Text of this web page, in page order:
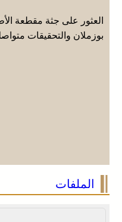
العثور على جثة مقطعة
بوزملان والتحقيقات
الملفات